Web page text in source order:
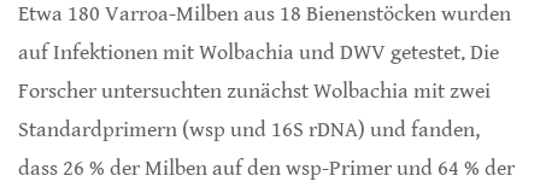
Etwa 180 Varroa-Milben aus 18 Bienenstöcken wurden
auf Infektionen mit Wolbachia und DWV getestet. Die
Forscher untersuchten zunächst Wolbachia mit zwei
Standardprimern (wsp und 16S rDNA) und fanden,
dass 26 % der Milben auf den wsp-Primer und 64 % der